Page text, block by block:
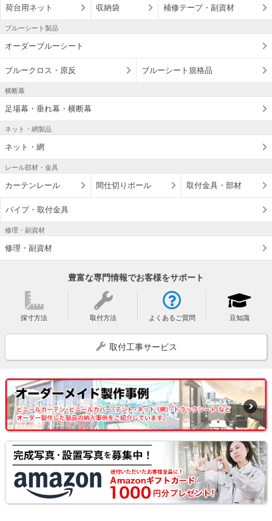
荷台用ネット 収納袋 補修テープ・副資材
ブルーシート製品
オーダーブルーシート
ブルークロス・原反 ブルーシート規格品
横断幕
足場幕・垂れ幕・横断幕
ネット・網製品
ネット・網
レール部材・金具
カーテンレール 間仕切りポール 取付金具・部材
パイプ・取付金具
修理・副資材
修理・副資材
豊富な専門情報でお客様をサポート
採寸方法 取付方法 よくあるご質問 豆知識
取付工事サービス